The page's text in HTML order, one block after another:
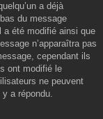
a déjà
du message
a été modifié ainsi que
n’apparaîtra pas
cependant ils
ont modifié le
ne peuvent
y a répondu.